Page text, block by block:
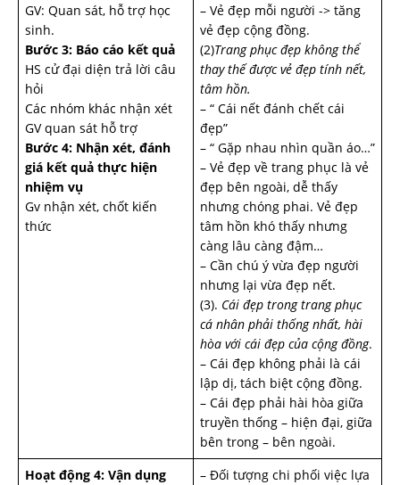
GV: Quan sát, hỗ trợ học
sinh.
Bước 3: Báo cáo kết quả
HS cử đại diện trả lời câu
hỏi
Các nhóm khác nhận xét
GV quan sát hỗ trợ
Bước 4: Nhận xét, đánh
giá kết quả thực hiện
nhiệm vụ
Gv nhận xét, chốt kiến
thức
– Vẻ đẹp mỗi người -> tăng
vẻ đẹp cộng đồng.
(2)Trang phục đẹp không thể
thay thế được vẻ đẹp tính nết,
tâm hồn.
– “ Cái nết đánh chết cái
đẹp”
– “ Gặp nhau nhìn quần áo…”
– Vẻ đẹp về trang phục là vẻ
đẹp bên ngoài, dễ thấy
nhưng chóng phai. Vẻ đẹp
tâm hồn khó thấy nhưng
càng lâu càng đậm…
– Cần chú ý vừa đẹp người
nhưng lại vừa đẹp nết.
(3). Cái đẹp trong trang phục
cá nhân phải thống nhất, hài
hòa với cái đẹp của cộng đồng.
– Cái đẹp không phải là cái
lập dị, tách biệt cộng đồng.
– Cái đẹp phải hài hòa giữa
truyền thống – hiện đại, giữa
bên trong – bên ngoài.
Hoạt động 4: Vận dụng
– Đối tượng chi phối việc lựa